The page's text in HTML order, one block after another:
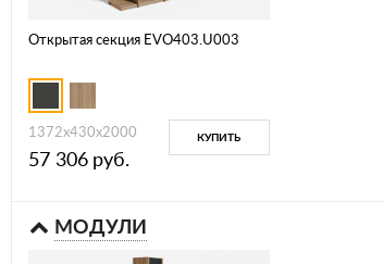
Открытая секция EVO403.U003
1372х430х2000
57 306 руб.
КУПИТЬ
МОДУЛИ